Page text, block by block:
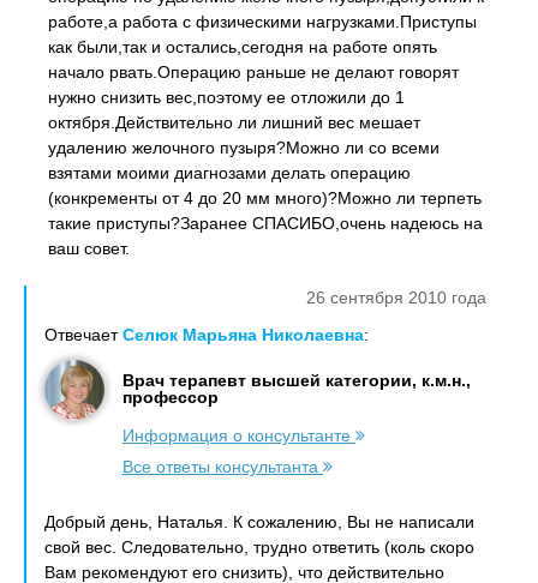
работе,а работа с физическими нагрузками.Приступы
как были,так и остались,сегодня на работе опять
начало рвать.Операцию раньше не делают говорят
нужно снизить вес,поэтому ее отложили до 1
октября.Действительно ли лишний вес мешает
удалению желочного пузыря?Можно ли со всеми
взятами моими диагнозами делать операцию
(конкременты от 4 до 20 мм много)?Можно ли терпеть
такие приступы?Заранее СПАСИБО,очень надеюсь на
ваш совет.
26 сентября 2010 года
ОтвечаетСелюк Марьяна Николаевна:
Врач терапевт высшей категории, к.м.н.,
профессор
Информация о консультанте
Все ответы консультанта
Добрый день, Наталья. К сожалению, Вы не написали
свой вес. Следовательно, трудно ответить (коль скоро
Вам рекомендуют его снизить), что действительно